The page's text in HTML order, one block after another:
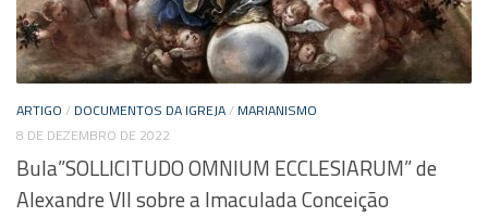
ARTIGO / DOCUMENTOS DA IGREJA/ MARIANISMO
8 DE DEZEMBRO DE 2022
Bula”SOLLICITUDO OMNIUM ECCLESIARUM” de
Alexandre VII sobre a Imaculada Conceição